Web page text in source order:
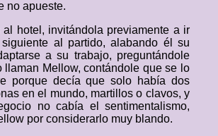
no apueste.
al hotel, invitándola previamente a ir
al partido, alabando él su
a su trabajo, preguntándole
llaman Mellow, contándole que se lo
porque decía que solo había dos
en el mundo, martillos o clavos, y
no cabía el sentimentalismo,
por considerarlo muy blando.